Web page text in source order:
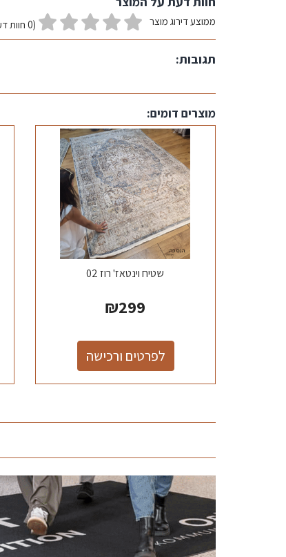
ממוצע דירוג מוצר (0 חוות דעת גולשים)
תגובות:
מוצרים דומים:
שטיח וינטאז' רוז 02
₪299
לפרטים ורכישה